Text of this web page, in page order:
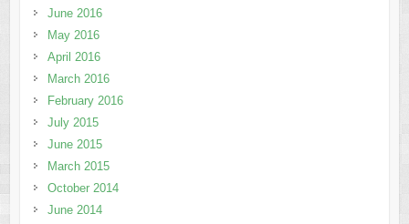
June 2016
May 2016
April 2016
March 2016
February 2016
July 2015
June 2015
March 2015
October 2014
June 2014